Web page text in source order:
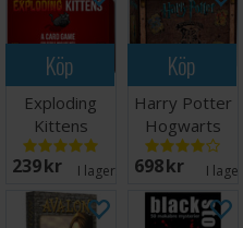
Köp
Exploding
Kittens
Kortspel
Engelsk
239 SEK I lager: 20+
Köp
Harry Potter
Hogwarts
Battle
Brädspel
698 SEK I lager: